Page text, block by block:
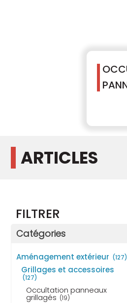
ARTICLES
FILTRER
Catégories
aménagement extérieur (127)
grillages et accessoires
(127)
occultation panneaux
grillagés (19)